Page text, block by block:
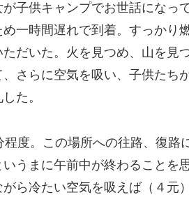
子供キャンプでお世話になっ
一時間遅れで到着。すっかり
ただいた。火を見つめ、山を見
さらに空気を吸い、子供たち
た。
程度。この場所への往路、復
いうまに午前中が終わることを
がら冷たい空気を吸えば（４元